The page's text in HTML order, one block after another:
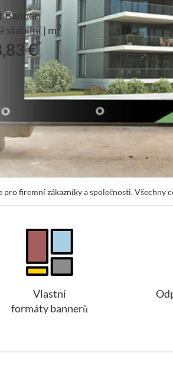
Banner
stabilní | m2
€*
pro firemní zákazníky a společnosti. Všechny
Vlastní
formáty bannerů